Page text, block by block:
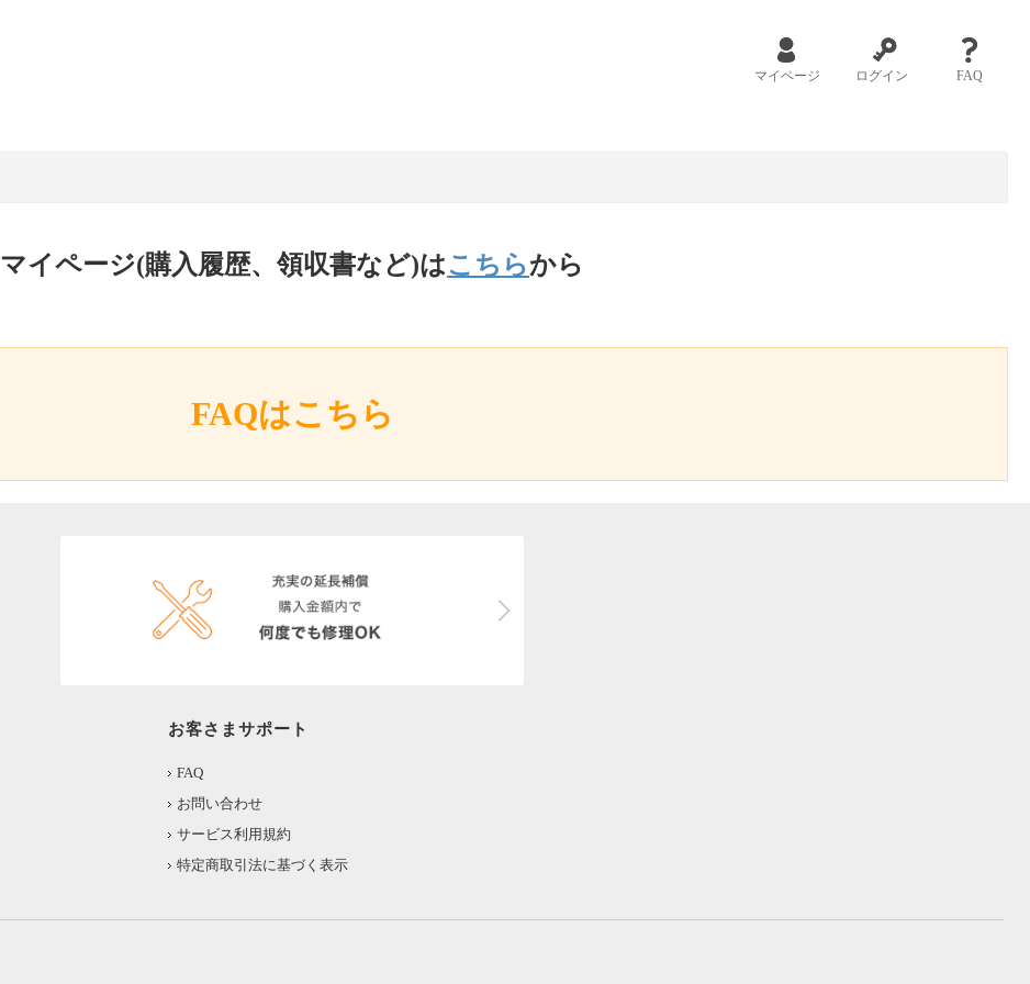
マイページ ログイン FAQ
マイページ(購入履歴、領収書など)はこちらから
FAQはこちら
お客さまサポート
FAQ
お問い合わせ
サービス利用規約
特定商取引法に基づく表示